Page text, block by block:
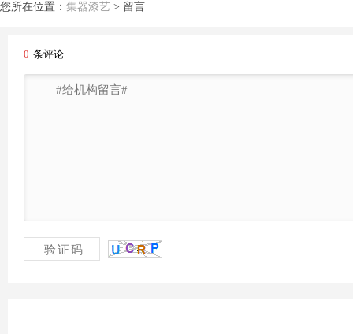
您所在位置： 集器漆艺 > 留言
0 条评论